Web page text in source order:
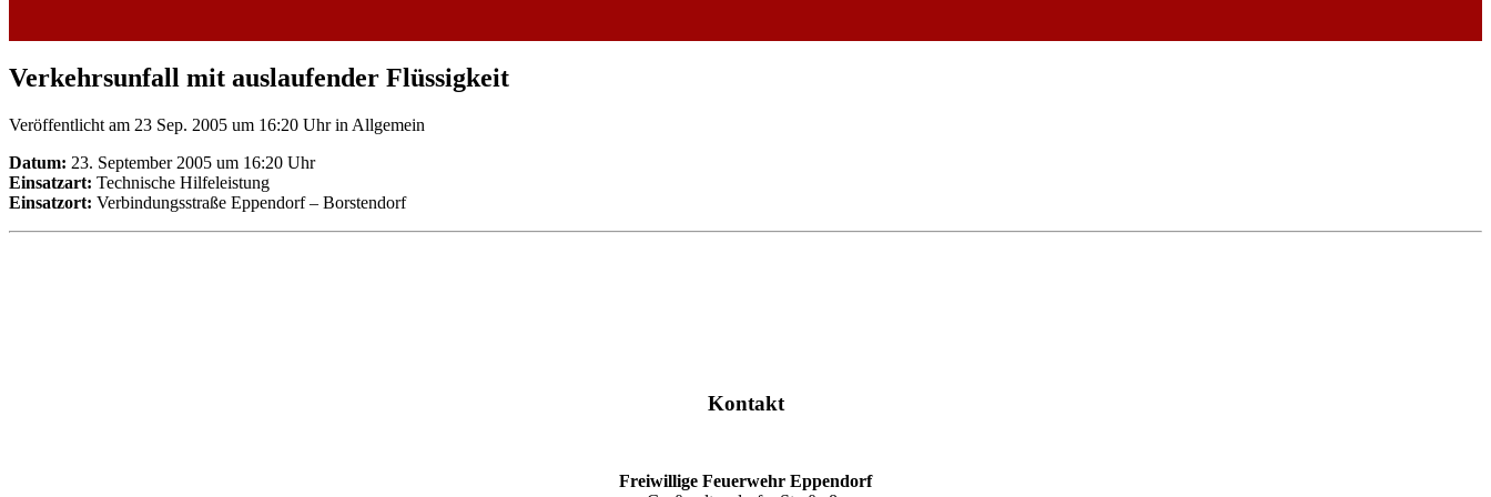
Verkehrsunfall mit auslaufender Flüssigkeit
Veröffentlicht am 23 Sep. 2005 um 16:20 Uhrin Allgemein
Datum: 23. September 2005 um 16:20 Uhr
Einsatzart: Technische Hilfeleistung
Einsatzort: Verbindungsstraße Eppendorf – Borstendorf
Kontakt
Freiwillige Feuerwehr Eppendorf